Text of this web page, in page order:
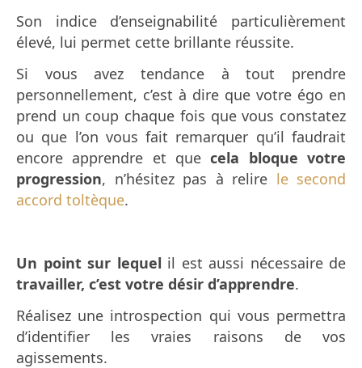
Son indice d’enseignabilité particulièrement
élevé, lui permet cette brillante réussite.
Si vous avez tendance à tout prendre
personnellement, c’est à dire que votre égo en
prend un coup chaque fois que vous constatez
ou que l’on vous fait remarquer qu’il faudrait
encore apprendre et quecela bloque votre
progression, n’hésitez pas à relire le second
accord toltèque.
Un point sur lequel il est aussi nécessaire de
travailler, c’est votre désir d’apprendre.
Réalisez une introspection qui vous permettra
d’identifier les vraies raisons de vos
agissements.